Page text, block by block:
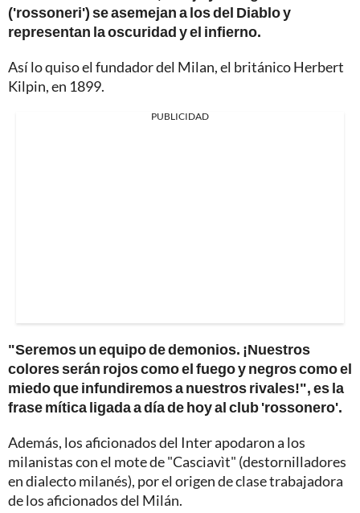
('rossoneri') se asemejan a los del Diablo y
representan la oscuridad y el infierno.
Así lo quiso el fundador del Milan, el británico Herbert
Kilpin, en 1899.
PUBLICIDAD
"Seremos un equipo de demonios. ¡Nuestros
colores serán rojos como el fuego y negros como el
miedo que infundiremos a nuestros rivales!", es la
frase mítica ligada a día de hoy al club 'rossonero'.
Además, los aficionados del Inter apodaron a los
milanistas con el mote de "Casciavìt" (destornilladores
en dialecto milanés), por el origen de clase trabajadora
de los aficionados del Milán.